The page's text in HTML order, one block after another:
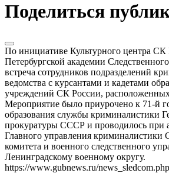
Поделиться
По инициативе Культурного центра СК
Петербургской академии
встреча сотрудников подразделений
ведомства с курсантами и кадетами
учреждений СК России,
Мероприятие было приурочено к 71-й
образования службы криминалистики
прокуратуры СССР и проводилось при
Главного управления криминалистики
комитета и военного следственного
Ленинградскому военному округу.
https://www.gubnews.ru/